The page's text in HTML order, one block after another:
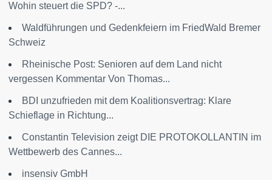
Wohin steuert die SPD? -...
Waldführungen und Gedenkfeiern im FriedWald Bremer
Schweiz
Rheinische Post: Senioren auf dem Land nicht
vergessen Kommentar Von Thomas...
BDI unzufrieden mit dem Koalitionsvertrag: Klare
Schieflage in Richtung...
Constantin Television zeigt DIE PROTOKOLLANTIN im
Wettbewerb des Cannes...
insensiv GmbH